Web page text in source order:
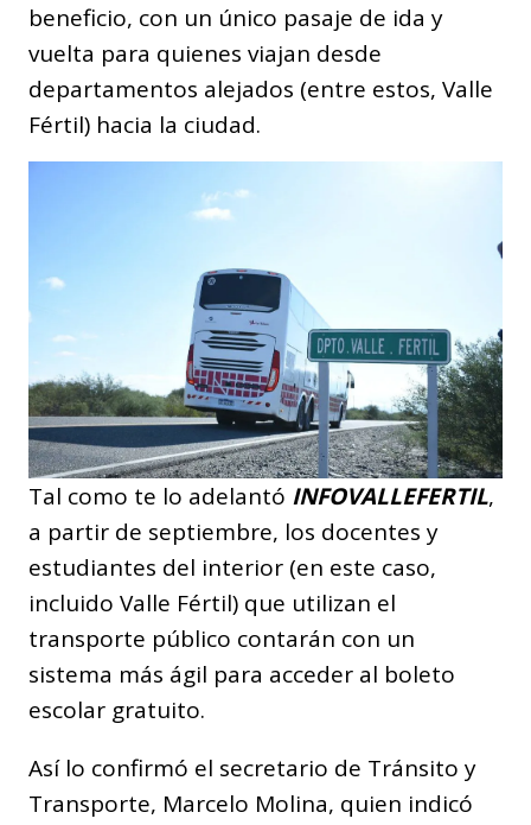
beneficio, con un único pasaje de ida y
vuelta para quienes viajan desde
departamentos alejados (entre estos, Valle
Fértil) hacia la ciudad.
Tal como te lo adelantó INFOVALLEFERTIL,
a partir de septiembre, los docentes y
estudiantes del interior (en este caso,
incluido Valle Fértil) que utilizan el
transporte público contarán con un
sistema más ágil para acceder al boleto
escolar gratuito.
Así lo confirmó el secretario de Tránsito y
Transporte, Marcelo Molina, quien indicó